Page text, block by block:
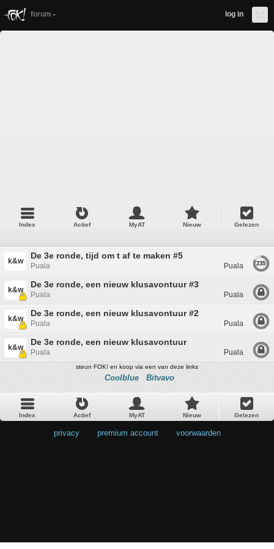
forum log in
Index Actief MyAT Nieuw Gelezen
k&w
De 3e ronde, tijd om t af te maken #5
Puala Puala 235
k&w
De 3e ronde, een nieuw klusavontuur #3
Puala Puala
k&w
De 3e ronde, een nieuw klusavontuur #2
Puala Puala
k&w
De 3e ronde, een nieuw klusavontuur
Puala Puala
steun FOK! en koop via een van deze links
Coolblue Bitvavo
Index Actief MyAT Nieuw Gelezen
privacy premium account voorwaarden